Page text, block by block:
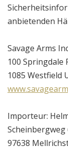
anbietenden
Savage Arms
100 Springdale
1085 Westfield
Importeur:
Scheinbergweg
97638